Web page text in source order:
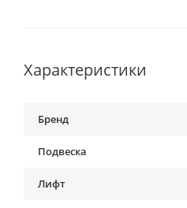
Характеристики
Бренд
Подвеска
Лифт